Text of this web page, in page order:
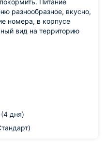
Питание
разнообразное, вкусно,
номера, в корпусе
вид на территорию
групп в праздничные
заменить
дня)